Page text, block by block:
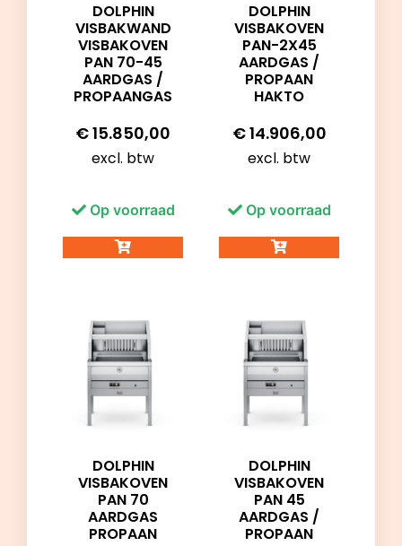
DOLPHIN
VISBAKWAND
VISBAKOVEN
PAN 70-45
AARDGAS /
PROPAANGAS
€15.850,00
excl. btw
Op voorraad
DOLPHIN
VISBAKOVEN
PAN-2X45
AARDGAS /
PROPAAN
HAKTO
€14.906,00
excl. btw
Op voorraad
DOLPHIN
VISBAKOVEN
PAN 70
AARDGAS
PROPAAN
DOLPHIN
VISBAKOVEN
PAN 45
AARDGAS /
PROPAAN